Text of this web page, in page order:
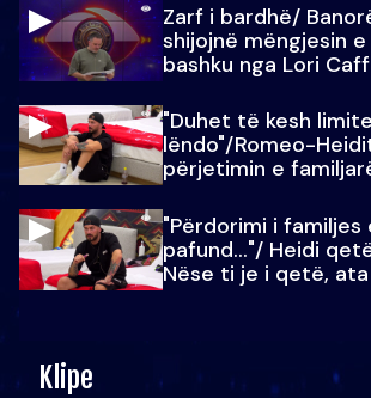
Zarf i bardhë/
shijojnë mëngjesin
bashku nga Lori
"Duhet të kesh
lëndo"/Romeo-
përjetimin e
"Përdorimi i
pafund…"/ Heidi
Nëse ti je i qetë,
Klipe